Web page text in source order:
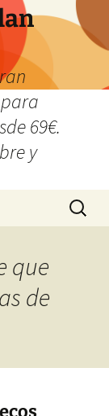
69€.
y
Buscar:
que
de